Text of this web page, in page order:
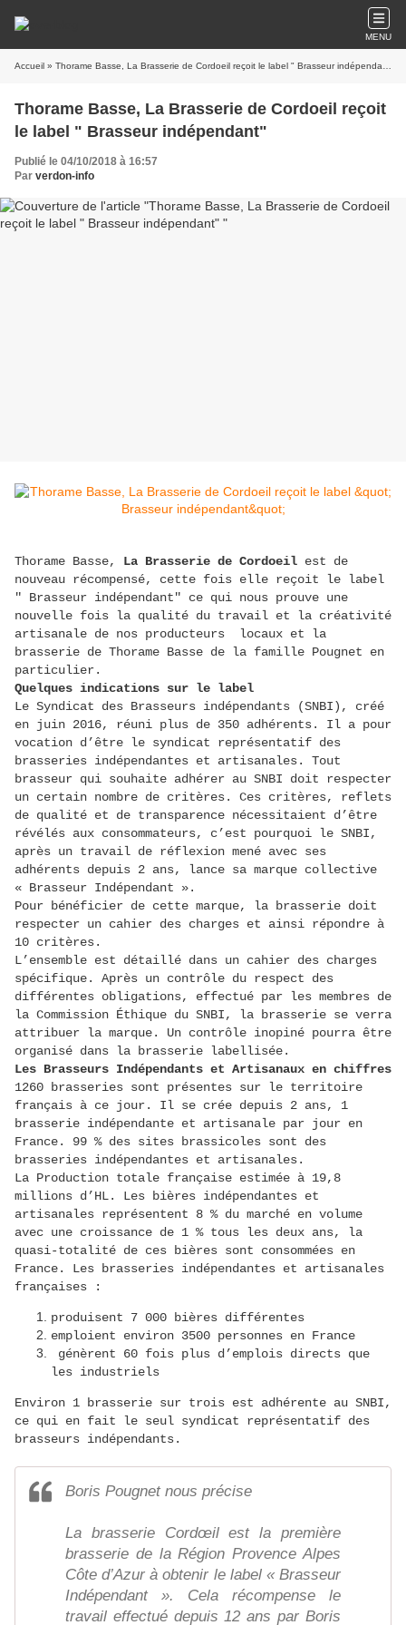
MENU
Accueil » Thorame Basse, La Brasserie de Cordoeil reçoit le label " Brasseur indépendant"
Thorame Basse, La Brasserie de Cordoeil reçoit
le label " Brasseur indépendant"
Publié le 04/10/2018 à 16:57
Par verdon-info
Thorame Basse, La Brasserie de Cordoeil est de
nouveau récompensé, cette fois elle reçoit le label
" Brasseur indépendant" ce qui nous prouve une
nouvelle fois la qualité du travail et la créativité
artisanale de nos producteurs locaux et la
brasserie de Thorame Basse de la famille Pougnet en
particulier.
Quelques indications sur le label
Le Syndicat des Brasseurs indépendants (SNBI), créé
en juin 2016, réuni plus de 350 adhérents. Il a pour
vocation d’être le syndicat représentatif des
brasseries indépendantes et artisanales. Tout
brasseur qui souhaite adhérer au SNBI doit respecter
un certain nombre de critères. Ces critères, reflets
de qualité et de transparence nécessitaient d’être
révélés aux consommateurs, c’est pourquoi le SNBI,
après un travail de réflexion mené avec ses
adhérents depuis 2 ans, lance sa marque collective
« Brasseur Indépendant ».
Pour bénéficier de cette marque, la brasserie doit
respecter un cahier des charges et ainsi répondre à
10 critères.
L’ensemble est détaillé dans un cahier des charges
spécifique. Après un contrôle du respect des
différentes obligations, effectué par les membres de
la Commission Éthique du SNBI, la brasserie se verra
attribuer la marque. Un contrôle inopiné pourra être
organisé dans la brasserie labellisée.
Les Brasseurs Indépendants et Artisanaux en chiffres
1260 brasseries sont présentes sur le territoire
français à ce jour. Il se crée depuis 2 ans, 1
brasserie indépendante et artisanale par jour en
France. 99 % des sites brassicoles sont des
brasseries indépendantes et artisanales.
La Production totale française estimée à 19,8
millions d’HL. Les bières indépendantes et
artisanales représentent 8 % du marché en volume
avec une croissance de 1 % tous les deux ans, la
quasi-totalité de ces bières sont consommées en
France. Les brasseries indépendantes et artisanales
françaises :
produisent 7 000 bières différentes
emploient environ 3500 personnes en France
génèrent 60 fois plus d’emplois directs que
les industriels
Environ 1 brasserie sur trois est adhérente au SNBI,
ce qui en fait le seul syndicat représentatif des
brasseurs indépendants.
Boris Pougnet nous précise
La brasserie Cordœil est la première
brasserie de la Région Provence Alpes
Côte d’Azur à obtenir le label « Brasseur
Indépendant ». Cela récompense le
travail effectué depuis 12 ans par Boris